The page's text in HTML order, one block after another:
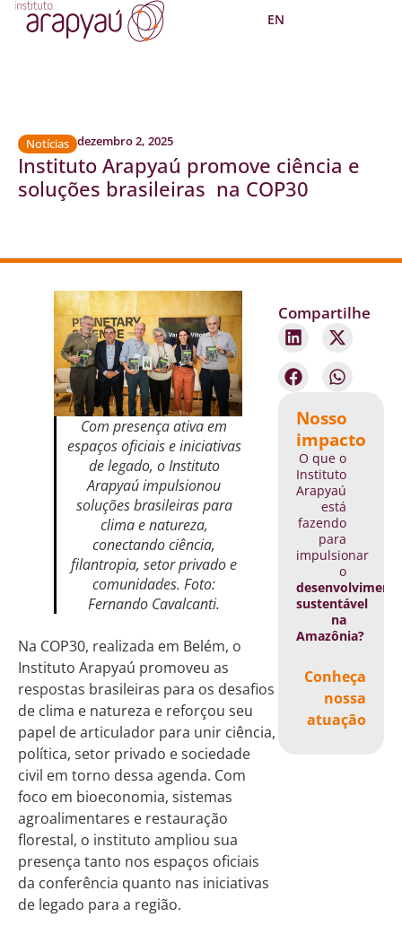
EN
Notícias dezembro 2, 2025
Instituto Arapyaú promove ciência e
soluções brasileiras na COP30
Compartilhe
Nosso
impacto
O que o
Instituto
Arapyaú
está
fazendo
para
impulsionar
o
sustentável
na
Amazônia?
Conheça
nossa
atuação
Com presença ativa em
espaços oficiais e iniciativas
de legado, o Instituto
Arapyaú impulsionou
soluções brasileiras para
clima e natureza,
conectando ciência,
filantropia, setor privado e
comunidades. Foto:
Fernando Cavalcanti.
Na COP30, realizada em Belém, o
Instituto Arapyaú promoveu as
respostas brasileiras para os desafios
de clima e natureza e reforçou seu
papel de articulador para unir ciência,
política, setor privado e sociedade
civil em torno dessa agenda. Com
foco em bioeconomia, sistemas
agroalimentares e restauração
florestal, o instituto ampliou sua
presença tanto nos espaços oficiais
da conferência quanto nas iniciativas
de legado para a região.